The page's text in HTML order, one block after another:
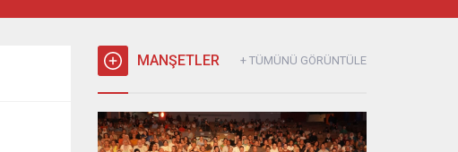
MANŞETLER + TÜMÜNÜ GÖRÜNTÜLE